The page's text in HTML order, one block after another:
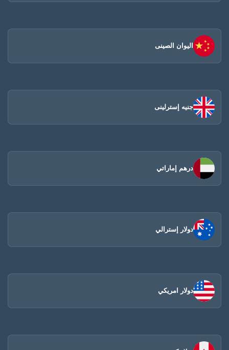
اليوان الصينى​
جنيه إسترلينى
درهم إماراتي
دولار إسترالي
دولار امريكي